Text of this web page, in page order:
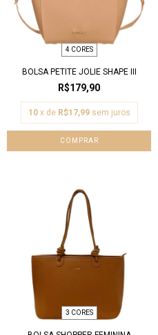
4 CORES
BOLSA PETITE JOLIE SHAPE III
R$179,90
10 x de R$17,99 sem juros
COMPRAR
3 CORES